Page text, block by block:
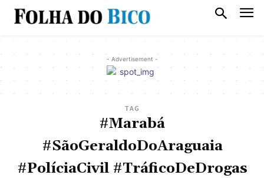
- Advertisement -
TAG
#Marabá
#SãoGeraldoDoAraguaia
#PolíciaCivil #TráficoDeDrogas